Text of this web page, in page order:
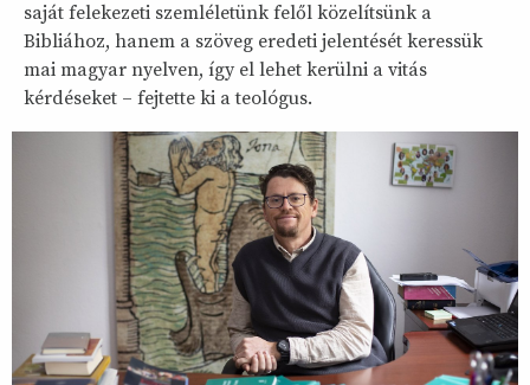
saját felekezeti szemléletünk felől közelítsünk a
Bibliához, hanem a szöveg eredeti jelentését keressük
mai magyar nyelven, így el lehet kerülni a vitás
kérdéseket – fejtette ki a teológus.